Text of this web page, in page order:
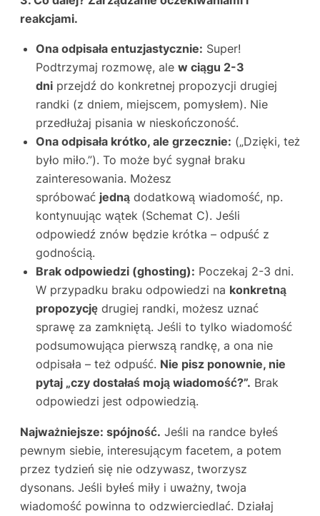
reakcjami.
Ona odpisała entuzjastycznie: Super!
Podtrzymaj rozmowę, ale w ciągu 2-3
dni przejdź do konkretnej propozycji drugiej
randki (z dniem, miejscem, pomysłem). Nie
przedłużaj pisania w nieskończoność.
Ona odpisała krótko, ale grzecznie: („Dzięki, też
było miło.”). To może być sygnał braku
zainteresowania. Możesz
spróbować jedną dodatkową wiadomość, np.
kontynuując wątek (Schemat C). Jeśli
odpowiedź znów będzie krótka – odpuść z
godnością.
Brak odpowiedzi (ghosting): Poczekaj 2-3 dni.
W przypadku braku odpowiedzi na konkretną
propozycję drugiej randki, możesz uznać
sprawę za zamkniętą. Jeśli to tylko wiadomość
podsumowująca pierwszą randkę, a ona nie
odpisała – też odpuść. Nie pisz ponownie, nie
pytaj „czy dostałaś moją wiadomość?”. Brak
odpowiedzi jest odpowiedzią.
Najważniejsze: spójność. Jeśli na randce byłeś
pewnym siebie, interesującym facetem, a potem
przez tydzień się nie odzywasz, tworzysz
dysonans. Jeśli byłeś miły i uważny, twoja
wiadomość powinna to odzwierciedlać. Działaj